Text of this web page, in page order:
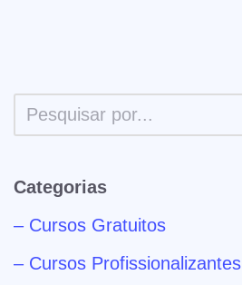
Categorias
– Cursos Gratuitos
– Cursos Profissionalizantes